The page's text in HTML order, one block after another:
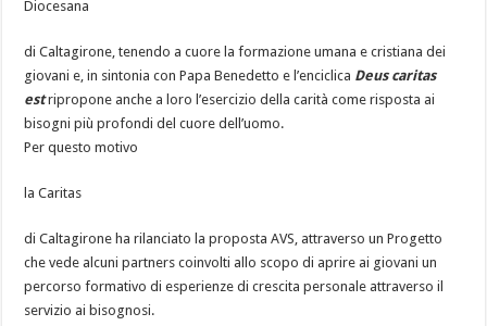
Diocesana
di Caltagirone, tenendo a cuore la formazione umana e cristiana dei
giovani e, in sintonia con Papa Benedetto e l’enciclica Deus caritas
estripropone anche a loro l’esercizio della carità come risposta ai
bisogni più profondi del cuore dell’uomo.
Per questo motivo
la Caritas
di Caltagirone ha rilanciato la proposta AVS, attraverso un Progetto
che vede alcuni partners coinvolti allo scopo di aprire ai giovani un
percorso formativo di esperienze di crescita personale attraverso il
servizio ai bisognosi.